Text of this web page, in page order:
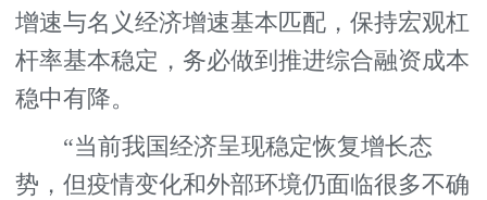
增速与名义经济增速基本匹配，保持宏观杠
杆率基本稳定，务必做到推进综合融资成本
稳中有降。
“当前我国经济呈现稳定恢复增长态
势，但疫情变化和外部环境仍面临很多不确